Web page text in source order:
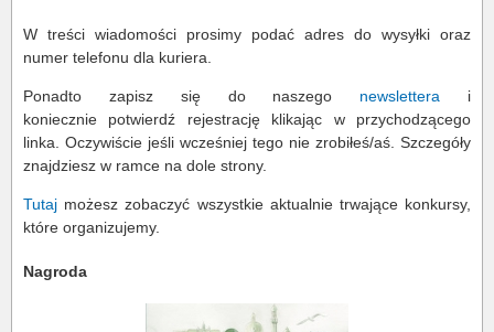
W treści wiadomości prosimy podać adres do wysyłki oraz
numer telefonu dla kuriera.
Ponadto zapisz się do naszego newslettera i
koniecznie potwierdź rejestrację klikając w przychodzącego
linka. Oczywiście jeśli wcześniej tego nie zrobiłeś/aś. Szczegóły
znajdziesz w ramce na dole strony.
Tutaj możesz zobaczyć wszystkie aktualnie trwające konkursy,
które organizujemy.
Nagroda